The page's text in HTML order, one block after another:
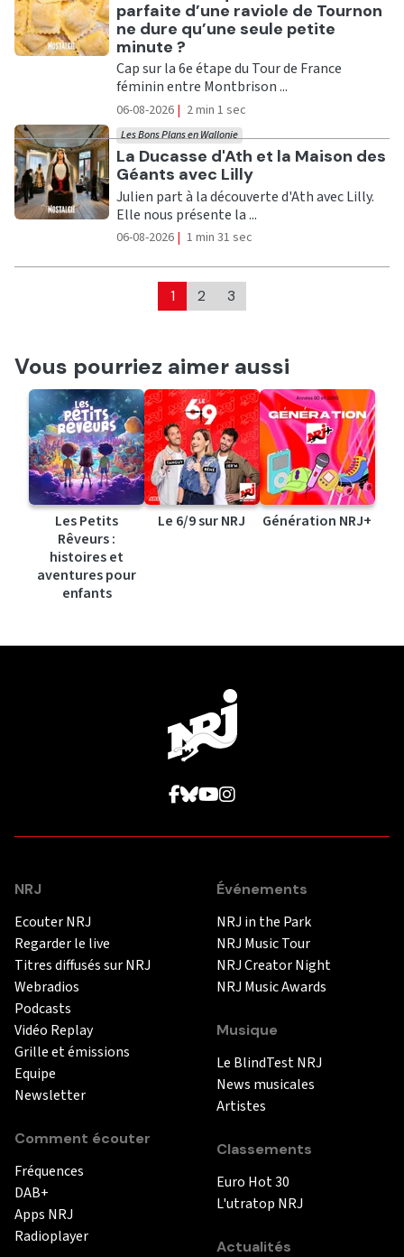
parfaite d’une raviole de Tournon
ne dure qu’une seule petite
minute ?
Cap sur la 6e étape du Tour de France
féminin entre Montbrison ...
06-08-2026 | 2 min 1 sec
Ecouter
La Ducasse d'Ath et la Maison des
Géants avec Lilly
Les Bons Plans en Wallonie
Julien part à la découverte d'Ath avec Lilly.
Elle nous présente la ...
06-08-2026 | 1 min 31 sec
1 2 3
Vous pourriez aimer aussi
Les Petits
Rêveurs :
histoires et
aventures pour
enfants
Le 6/9 sur NRJ Génération NRJ+
NRJ
Ecouter NRJ
Regarder le live
Titres diffusés sur NRJ
Webradios
Podcasts
Vidéo Replay
Grille et émissions
Equipe
Newsletter
Comment écouter
Fréquences
DAB+
Apps NRJ
Radioplayer
Événements
NRJ in the Park
NRJ Music Tour
NRJ Creator Night
NRJ Music Awards
Musique
Le BlindTest NRJ
News musicales
Artistes
Classements
Euro Hot 30
L'utratop NRJ
Actualités